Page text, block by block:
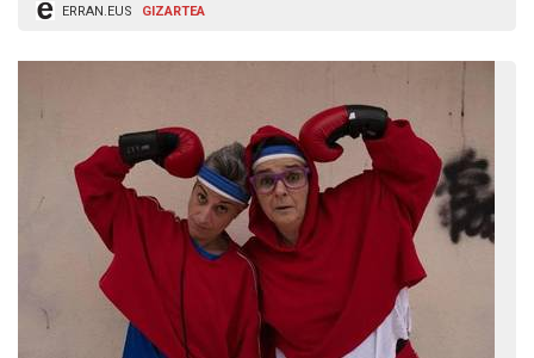
ERRAN.EUS GIZARTEA